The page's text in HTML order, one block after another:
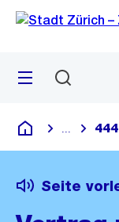
Sprunglink
Menü
Deutsch
Blende
Seite